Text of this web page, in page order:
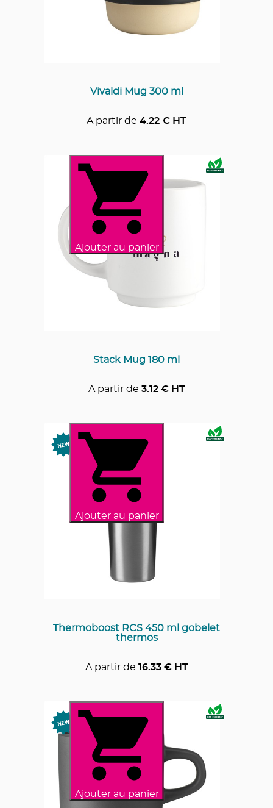
Vivaldi Mug 300 ml
A partir de 4.22 € HT
Ajouter au panier
Stack Mug 180 ml
A partir de 3.12€ HT
Ajouter au panier
Thermoboost RCS 450 ml gobelet
thermos
A partir de 16.33€ HT
Ajouter au panier